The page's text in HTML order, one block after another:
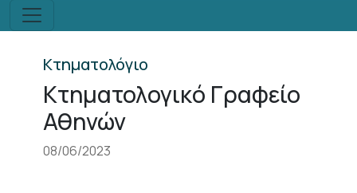
Κτηματολόγιο
Κτηματολογικό Γραφείο
Αθηνών
08/06/2023